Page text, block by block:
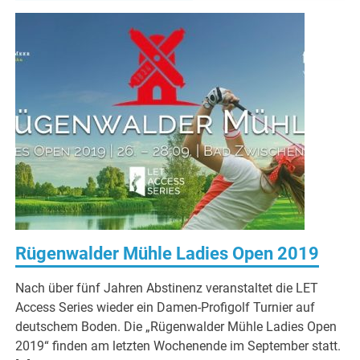
Rügenwalder Mühle Ladies Open 2019
Nach über fünf Jahren Abstinenz veranstaltet die LET
Access Series wieder ein Damen-Profigolf Turnier auf
deutschem Boden. Die „Rügenwalder Mühle Ladies Open
2019“ finden am letzten Wochenende im September statt.